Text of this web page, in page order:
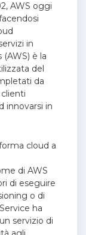
AWS oggi
in
è la
del
da
innovarsi in
cloud a
di AWS
di eseguire
o di
ha
servizio di